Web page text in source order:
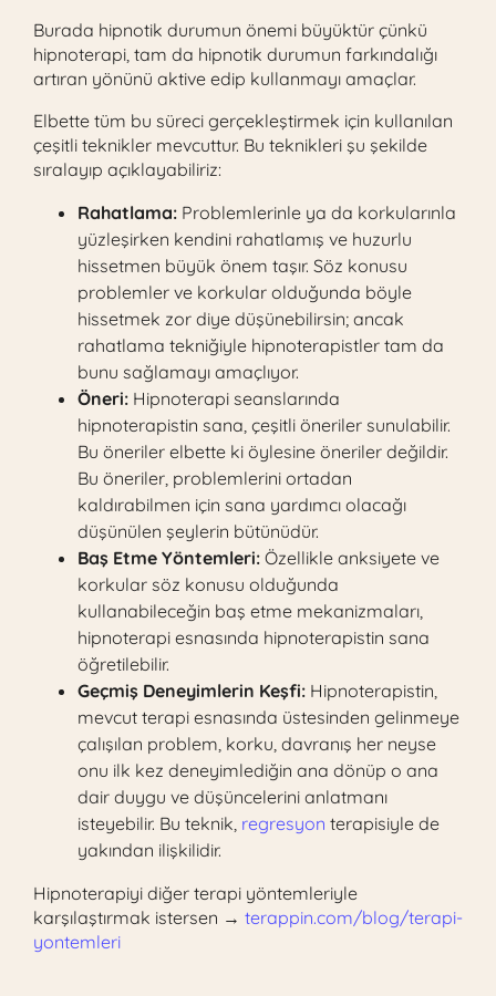
Burada hipnotik durumun önemi büyüktür çünkü
hipnoterapi, tam da hipnotik durumun farkındalığı
artıran yönünü aktive edip kullanmayı amaçlar.
Elbette tüm bu süreci gerçekleştirmek için kullanılan
çeşitli teknikler mevcuttur. Bu teknikleri şu şekilde
sıralayıp açıklayabiliriz:
Rahatlama: Problemlerinle ya da korkularınla
yüzleşirken kendini rahatlamış ve huzurlu
hissetmen büyük önem taşır. Söz konusu
problemler ve korkular olduğunda böyle
hissetmek zor diye düşünebilirsin; ancak
rahatlama tekniğiyle hipnoterapistler tam da
bunu sağlamayı amaçlıyor.
Öneri: Hipnoterapi seanslarında
hipnoterapistin sana, çeşitli öneriler sunulabilir.
Bu öneriler elbette ki öylesine öneriler değildir.
Bu öneriler, problemlerini ortadan
kaldırabilmen için sana yardımcı olacağı
düşünülen şeylerin bütünüdür.
Baş Etme Yöntemleri: Özellikle anksiyete ve
korkular söz konusu olduğunda
kullanabileceğin baş etme mekanizmaları,
hipnoterapi esnasında hipnoterapistin sana
öğretilebilir.
Geçmiş Deneyimlerin Keşfi: Hipnoterapistin,
mevcut terapi esnasında üstesinden gelinmeye
çalışılan problem, korku, davranış her neyse
onu ilk kez deneyimlediğin ana dönüp o ana
dair duygu ve düşüncelerini anlatmanı
isteyebilir. Bu teknik, regresyon terapisiyle de
yakından ilişkilidir.
Hipnoterapiyi diğer terapi yöntemleriyle
karşılaştırmak istersen → terappin.com/blog/terapi-
yontemleri